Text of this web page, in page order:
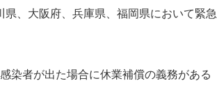
、大阪府、兵庫県、福岡県において緊急
染者が出た場合に休業補償の義務がある